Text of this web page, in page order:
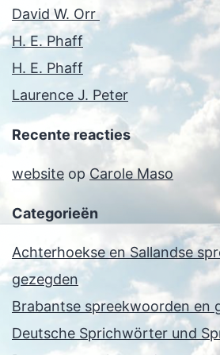
David W. Orr
H. E. Phaff
H. E. Phaff
Laurence J. Peter
Recente reacties
website op Carole Maso
Categorieën
Achterhoekse en Sallandse
gezegden
Brabantse spreekwoorden en
Deutsche Sprichwörter und